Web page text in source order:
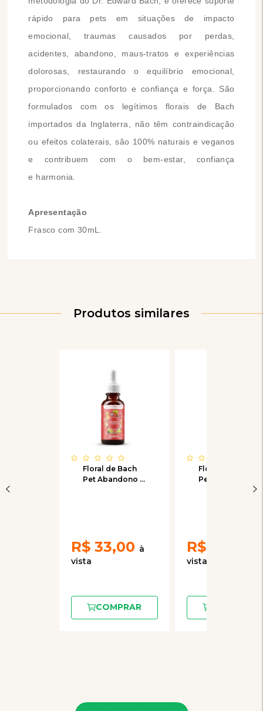
rápido para pets em situações de impacto
emocional, traumas causados por perdas,
acidentes, abandono, maus-tratos e experiências
dolorosas, restaurando o equilíbrio emocional,
proporcionando conforto e confiança e força. São
formulados com os legítimos florais de Bach
importados da Inglaterra, não têm contraindicação
ou efeitos colaterais, são 100% naturais e veganos
e contribuem com o bem-estar, confiança
e harmonia.
Apresentação
Frasco com 30mL.
Produtos similares
Floral de Bach
Pet Abandono e
R$ 33,00
COMPRAR
Floral de Bach
Pet Aceitando-
Pet - Adaptação
R$